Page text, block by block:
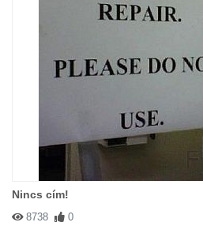
Nincs cím!
8738 0